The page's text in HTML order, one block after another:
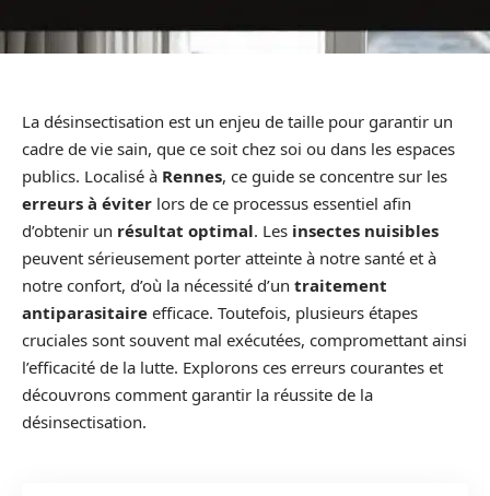
La désinsectisation est un enjeu de taille pour garantir un
cadre de vie sain, que ce soit chez soi ou dans les espaces
publics. Localisé à Rennes, ce guide se concentre sur les
erreurs à éviter lors de ce processus essentiel afin
d’obtenir un résultat optimal. Les insectes nuisibles
peuvent sérieusement porter atteinte à notre santé et à
notre confort, d’où la nécessité d’un traitement
antiparasitaire efficace. Toutefois, plusieurs étapes
cruciales sont souvent mal exécutées, compromettant ainsi
l’efficacité de la lutte. Explorons ces erreurs courantes et
découvrons comment garantir la réussite de la
désinsectisation.